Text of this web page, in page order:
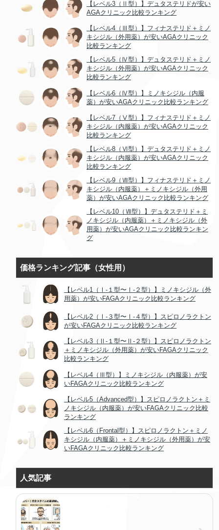
【レベル3（Ⅱ型）】デュタステリドが安い
AGAクリニック比較ランキング
【レベル4（Ⅲ型）】フィナステリド＋ミノ
キシジル（外用薬）が安いAGAクリニック
比較ランキング
【レベル5（Ⅳ型）】デュタステリド＋ミノ
キシジル（外用薬）が安いAGAクリニック
比較ランキング
【レベル6（Ⅳ型）】ミノキシジル（内服
薬）が安いAGAクリニック比較ランキング
【レベル7（Ⅴ型）】フィナステリド＋ミノ
キシジル（内服薬）が安いAGAクリニック
比較ランキング
【レベル8（Ⅵ型）】デュタステリド＋ミノ
キシジル（内服薬）が安いAGAクリニック
比較ランキング
【レベル9（Ⅶ型）】フィナステリド＋ミノ
キシジル（内服薬）＋ミノキシジル（外用
薬）が安いAGAクリニック比較ランキング
【レベル10（Ⅶ型）】デュタステリド＋ミ
ノキシジル（内服薬）＋ミノキシジル（外
用薬）が安いAGAクリニック比較ランキン
グ
価格ランキング記事（女性用）
【レベル1（Ⅰ-１型〜Ⅰ-２型）】ミノキシジル（外
用薬）が安いFAGAクリニック比較ランキング
【レベル2（Ⅰ-３型〜Ⅰ-４型）】スピロノラクトン
が安いFAGAクリニック比較ランキング
【レベル3（Ⅱ-１型〜Ⅱ-２型）】スピロノラクトン
＋ミノキシジル（外用薬）が安いFAGAクリニック
比較ランキング
【レベル4（Ⅲ型）】ミノキシジル（内服薬）が安
いFAGAクリニック比較ランキング
【レベル5（Advanced型）】スピロノラクトン＋ミ
ノキシジル（内服薬）が安いFAGAクリニック比較
ランキング
【レベル6（Frontal型）】スピロノラクトン＋ミノ
キシジル（内服薬）＋ミノキシジル（外用薬）が安
いFAGAクリニック比較ランキング
人気記事